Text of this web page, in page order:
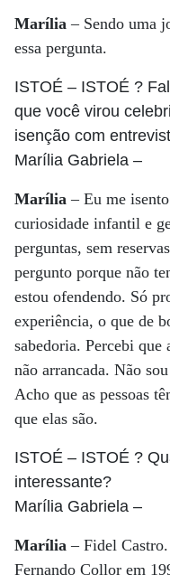
Marília – Sendo uma
essa pergunta.
ISTOÉ – ISTOÉ ?
que você virou
isenção com
Marília Gabriela –
Marília – Eu me
curiosidade infantil e
perguntas, sem
pergunto porque não
estou ofendendo. Só
experiência, o que de
sabedoria. Percebi que
não arrancada. Não
Acho que as pessoas
que elas são.
ISTOÉ – ISTOÉ ?
interessante?
Marília Gabriela –
Marília – Fidel
Fernando Collor em